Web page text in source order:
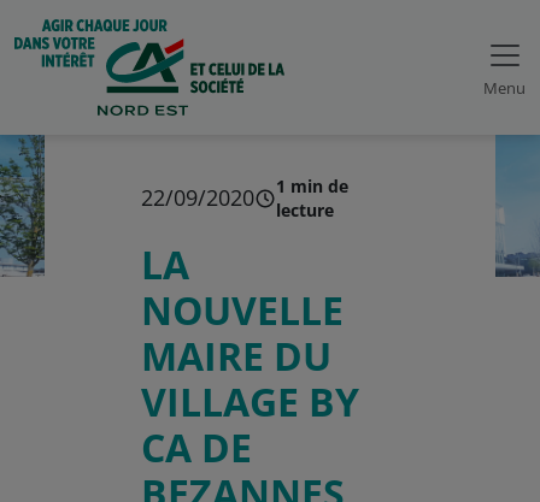
Menu
22/09/2020
1 min de
lecture
LA
NOUVELLE
MAIRE DU
VILLAGE BY
CA DE